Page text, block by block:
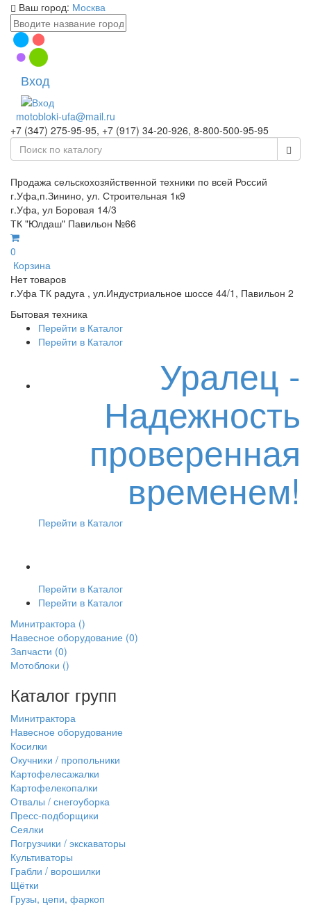
Ваш город: Москва
Вход
motobloki-ufa@mail.ru
+7 (347) 275-95-95, +7 (917) 34-20-926, 8-800-500-95-95
Продажа сельскохозяйственной техники по всей Россий
г.Уфа,п.Зинино, ул. Строительная 1к9
г.Уфа, ул Боровая 14/3
ТК "Юлдаш" Павильон №66
0
Корзина
Нет товаров
г.Уфа ТК радуга , ул.Индустриальное шоссе 44/1, Павильон 2
Бытовая техника
Перейти в Каталог
Перейти в Каталог
Уралец -
Надежность
проверенная
временем!
Перейти в Каталог
Перейти в Каталог
Перейти в Каталог
Минитрактора ()
Навесное оборудование (0)
Запчасти (0)
Мотоблоки ()
Каталог групп
Минитрактора
Навесное оборудование
Косилки
Окучники / пропольники
Картофелесажалки
Картофелекопалки
Отвалы / снегоуборка
Пресс-подборщики
Сеялки
Погрузчики / экскаваторы
Культиваторы
Грабли / ворошилки
Щётки
Грузы, цепи, фаркоп